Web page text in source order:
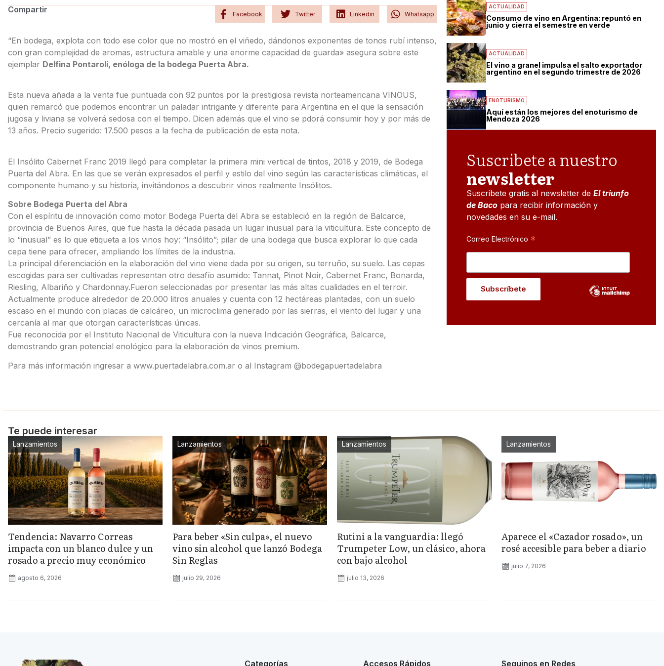
Compartir Facebook Twitter Linkedin Whatsapp
“En bodega, explota con todo ese color que no mostró en el viñedo, dándonos exponentes de tonos rubí intenso,
con gran complejidad de aromas, estructura amable y una enorme capacidad de guarda» asegura sobre este
ejemplar Delfina Pontaroli, enóloga de la bodega Puerta Abra.
Esta nueva añada a la venta fue puntuada con 92 puntos por la prestigiosa revista norteamericana VINOUS,
quien remarcó que podemos encontrar un paladar intrigante y diferente para Argentina en el que la sensación
jugosa y liviana se volverá sedosa con el tiempo. Dicen además que el vino se pdorá consumir hoy y por más de
13 años. Precio sugerido: 17.500 pesos a la fecha de publicación de esta nota.
El Insólito Cabernet Franc 2019 llegó para completar la primera mini vertical de tintos, 2018 y 2019, de Bodega
Puerta del Abra. En las que se verán expresados el perfil y estilo del vino según las características climáticas, el
componente humano y su historia, invitándonos a descubrir vinos realmente Insólitos.
Sobre Bodega Puerta del Abra
Con el espíritu de innovación como motor Bodega Puerta del Abra se estableció en la región de Balcarce,
provincia de Buenos Aires, que fue hasta la década pasada un lugar inusual para la viticultura. Este concepto de
lo “inusual” es lo que etiqueta a los vinos hoy: “Insólito”; pilar de una bodega que busca explorar lo que cada
cepa tiene para ofrecer, ampliando los límites de la industria.
La principal diferenciación en la elaboración del vino viene dada por su origen, su terruño, su suelo. Las cepas
escogidas para ser cultivadas representan otro desafío asumido: Tannat, Pinot Noir, Cabernet Franc, Bonarda,
Riesling, Albariño y Chardonnay.Fueron seleccionadas por presentar las más altas cualidades en el terroir.
Actualmente produce alrededor de 20.000 litros anuales y cuenta con 12 hectáreas plantadas, con un suelo
escaso en el mundo con placas de calcáreo, un microclima generado por las sierras, el viento del lugar y una
cercanía al mar que otorgan características únicas.
Fue reconocida por el Instituto Nacional de Viticultura con la nueva Indicación Geográfica, Balcarce,
demostrando gran potencial enológico para la elaboración de vinos premium.
Para más información ingresar a www.puertadelabra.com.ar o al Instagram @bodegapuertadelabra
ACTUALIDAD
Consumo de vino en Argentina: repuntó en
junio y cierra el semestre en verde
ACTUALIDAD
El vino a granel impulsa el salto exportador
argentino en el segundo trimestre de 2026
ENOTURISMO
Aquí están los mejores del enoturismo de
Mendoza 2026
Suscribete a nuestro
newsletter
Suscribete gratis al newsletter deEl triunfo
de Baco para recibir información y
novedades en su e-mail.
Correo Electrónico *
Te puede interesar
Lanzamientos
Tendencia: Navarro Correas
impacta con un blanco dulce y un
rosado a precio muy económico
agosto 6, 2026
Lanzamientos
Para beber «Sin culpa», el nuevo
vino sin alcohol que lanzó Bodega
Sin Reglas
julio 29, 2026
Lanzamientos
Rutini a la vanguardia: llegó
Trumpeter Low, un clásico, ahora
con bajo alcohol
julio 13, 2026
Lanzamientos
Aparece el «Cazador rosado», un
rosé accesible para beber a diario
julio 7, 2026
Categorías Accesos Rápidos Seguinos en Redes